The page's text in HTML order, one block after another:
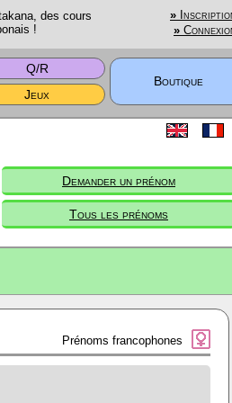
des cours
!
»
»
Q/R
Boutique
Jeux
Demander un prénom
Tous les prénoms
Prénoms francophones